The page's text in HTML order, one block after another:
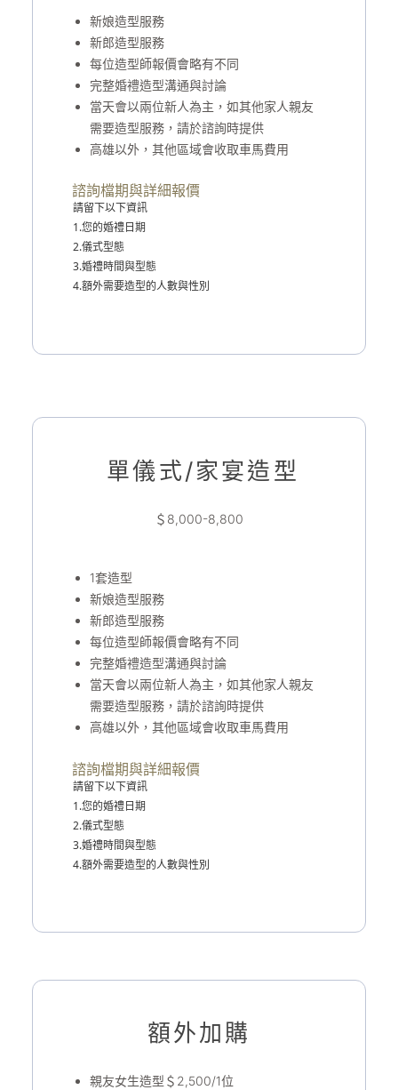
新娘造型服務
新郎造型服務
每位造型師報價會略有不同
完整婚禮造型溝通與討論
當天會以兩位新人為主，如其他家人親友
需要造型服務，請於諮詢時提供
高雄以外，其他區域會收取車馬費用
諮詢檔期與詳細報價
請留下以下資訊
1.您的婚禮日期
2.儀式型態
3.婚禮時間與型態
4.額外需要造型的人數與性別
單儀式/家宴造型
＄8,000-8,800
1套造型
新娘造型服務
新郎造型服務
每位造型師報價會略有不同
完整婚禮造型溝通與討論
當天會以兩位新人為主，如其他家人親友
需要造型服務，請於諮詢時提供
高雄以外，其他區域會收取車馬費用
諮詢檔期與詳細報價
請留下以下資訊
1.您的婚禮日期
2.儀式型態
3.婚禮時間與型態
4.額外需要造型的人數與性別
額外加購
親友女生造型＄2,500/1位